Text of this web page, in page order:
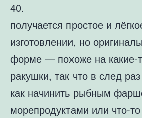
40.
получается простое и
изготовлении, но
форме — похоже на какие-
ракушки, так что в след
как начинить рыбным
морепродуктами или что-